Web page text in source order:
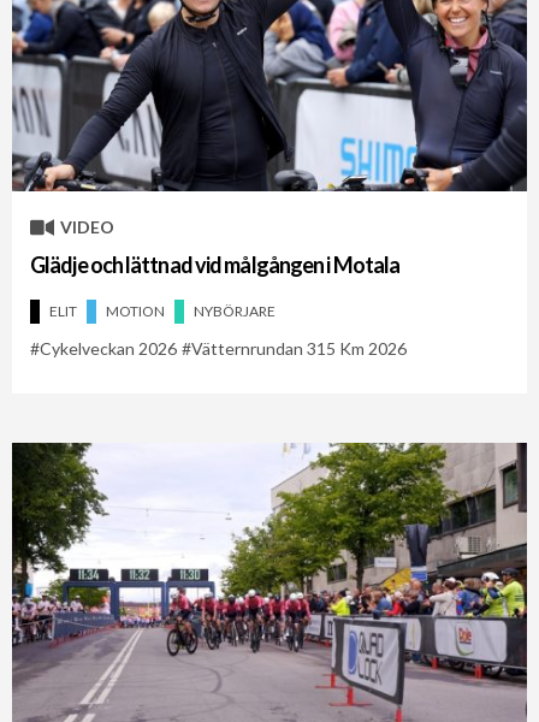
VIDEO
Glädje och lättnad vid målgången i Motala
ELIT MOTION NYBÖRJARE
Cykelveckan 2026 Vätternrundan 315 Km 2026